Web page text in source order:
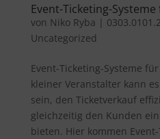
Event-Ticketing-
von Niko Ryba |
Uncategorized
Event-Ticketing-Systeme
kleiner Veranstalter kann
sein, den Ticketverkauf
gleichzeitig den Kunden
bieten. Hier kommen